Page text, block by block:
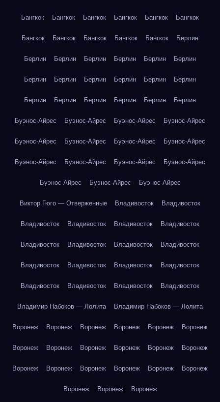
Бангкок Бангкок Бангкок Бангкок Бангкок Бангкок
Бангкок Бангкок Бангкок Бангкок Бангкок Берлин
Берлин Берлин Берлин Берлин Берлин Берлин
Берлин Берлин Берлин Берлин Берлин Берлин
Берлин Берлин Берлин Берлин Берлин Берлин
Буэнос-Айрес Буэнос-Айрес Буэнос-Айрес Буэнос-Айрес
Буэнос-Айрес Буэнос-Айрес Буэнос-Айрес Буэнос-Айрес
Буэнос-Айрес Буэнос-Айрес Буэнос-Айрес Буэнос-Айрес
Буэнос-Айрес Буэнос-Айрес Буэнос-Айрес
Виктор Гюго — Отверженные Владивосток Владивосток
Владивосток Владивосток Владивосток Владивосток
Владивосток Владивосток Владивосток Владивосток
Владивосток Владивосток Владивосток Владивосток
Владивосток Владивосток Владивосток Владивосток
Владимир Набоков — Лолита Владимир Набоков — Лолита
Воронеж Воронеж Воронеж Воронеж Воронеж Воронеж
Воронеж Воронеж Воронеж Воронеж Воронеж Воронеж
Воронеж Воронеж Воронеж Воронеж Воронеж Воронеж
Воронеж Воронеж Воронеж